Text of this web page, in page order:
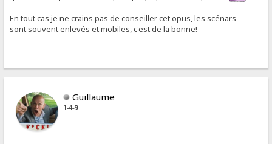
En tout cas je ne crains pas de conseiller cet opus, les scénars
sont souvent enlevés et mobiles, c'est de la bonne!
Guillaume
1-4-9